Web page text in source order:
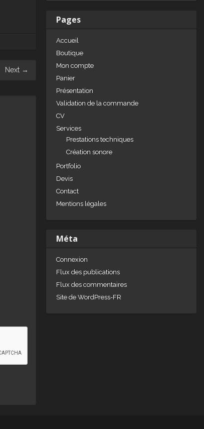
Next →
n
o
Pages
Accueil
Boutique
Mon compte
Panier
Présentation
Validation de la commande
CV
Services
Prestations techniques
Création sonore
Portfolio
Devis
Contact
Mentions légales
Méta
Connexion
Flux des publications
Flux des commentaires
Site de WordPress-FR